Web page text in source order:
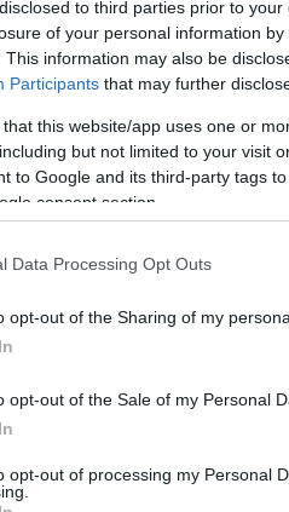
to third parties prior to
of your personal information
This information may also be
Participants that may further
that this website/app uses one or
but not limited to your visit
to Google and its third-party tags
consent section.
Data Processing Opt Outs
opt-out of the Sharing of my
opt-out of the Sale of my Personal
opt-out of processing my Personal
novemberében (fotó:
Társaság
szervezésével
fesztivál
a napjainkban